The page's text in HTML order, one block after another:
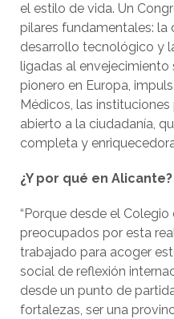
el estilo de vida. Un
pilares fundamentales: la
desarrollo tecnológico y
ligadas al envejecimiento
pionero en Europa,
Médicos, las
abierto a la ciudadanía,
completa y
¿Y por qué en Alicante?
“Porque desde el
preocupados por esta
trabajado para acoger
social de reflexión
desde un punto de
fortalezas, ser una